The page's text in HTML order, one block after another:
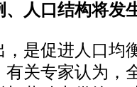
、人口结构将发
是促进人口均
关专家认为，